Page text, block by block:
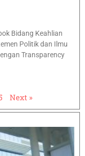
Bidang Keahlian
Politik dan Ilmu
Transparency
Next »